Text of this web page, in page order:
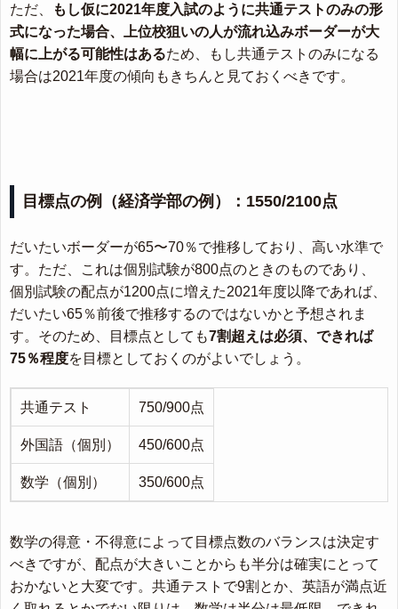
ただ、
もし仮に2021年度入試のように共通テストのみの形
式になった場合、上位校狙いの人が流れ込みボーダーが大
幅に上がる可能性はあるため、もし共通テストのみになる
場合は2021年度の傾向もきちんと見ておくべきです。
目標点の例（経済学部の例）：1550/2100点
だいたいボーダーが65〜70％で推移しており、高い水準で
す。ただ、これは個別試験が800点のときのものであり、
個別試験の配点が1200点に増えた2021年度以降であれば、
だいたい65％前後で推移するのではないかと予想されま
す。そのため、目標点としても7割超えは必須、できれば
75％程度を目標としておくのがよいでしょう。
共通テスト 750/900点
外国語（個別） 450/600点
数学（個別） 350/600点
数学の得意・不得意によって目標点数のバランスは決定す
べきですが、配点が大きいことからも半分は確実にとって
おかないと大変です。共通テストで9割とか、英語が満点近